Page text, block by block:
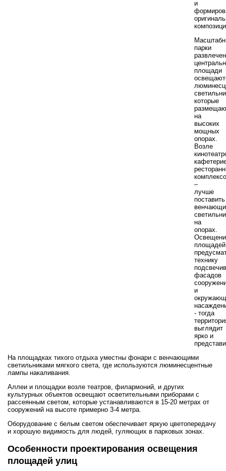
и
парки
площади
которые
на
высоких
мощных
опорах.
Возле
–
лучше
поставить
на
опорах.
площадей
технику
фасадов
и
- тогда
выглядит
ярко и
На площадках тихого отдыха уместны фонари с венчающими
светильниками мягкого света, где используются люминесцентные
лампы накаливания.
Аллеи и площадки возле театров, филармоний, и других
культурных объектов освещают осветительными приборами с
рассеянным светом, которые устанавливаются в 15-20 метрах от
сооружений на высоте примерно 3-4 метра.
Оборудование с белым светом обеспечивает яркую цветопередачу
и хорошую видимость для людей, гуляющих в парковых зонах.
Особенности проектирования освещения
площадей улиц